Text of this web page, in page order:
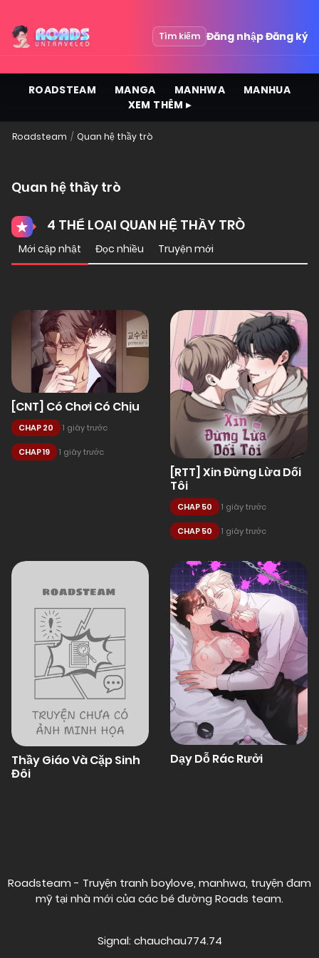
Tìm kiếm Đăng nhậpĐăng ký
ROADSTEAM MANGA MANHWA
MANHUA
XEM THÊM ▸
Roadsteam Quan hệ thầy trò
Quan hệ thầy trò
4 THỂ LOẠI QUAN HỆ THẦY TRÒ
Mới cập nhật Đọc nhiều Truyện mới
[CNT] Có Chơi Có Chịu
CHAP 20 1 giây trước
CHAP 19 1 giây trước
[RTT] Xin Đừng Lừa Dối
Tôi
CHAP 50 1 giây trước
CHAP 50 1 giây trước
Thầy Giáo Và Cặp Sinh
Đôi
Dạy Dỗ Rác Rưởi
Roadsteam - Truyện tranh boylove, manhwa, truyện đam
mỹ tại nhà mới của các bé đường Roads team.
Signal: chauchau774.74